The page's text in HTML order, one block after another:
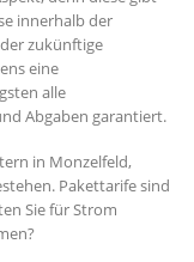
innerhalb der
zukünftige
eine
alle
Abgaben garantiert.
in Monzelfeld,
Pakettarife sind
Sie für Strom